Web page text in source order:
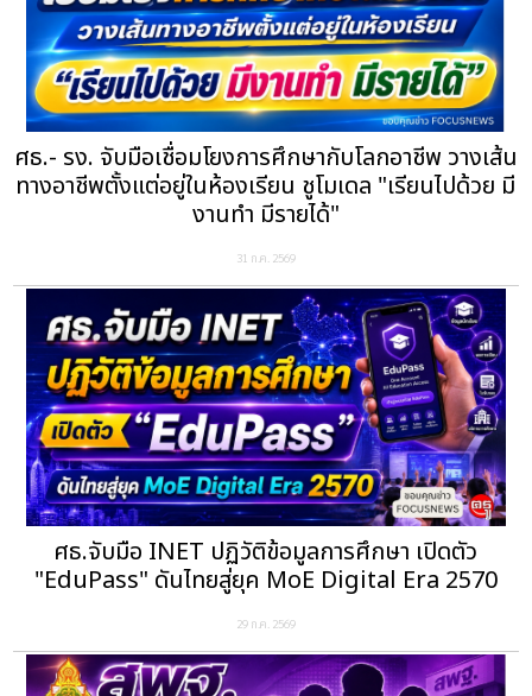
ศธ.- รง. จับมือเชื่อมโยงการศึกษากับโลกอาชีพ วางเส้น
ทางอาชีพตั้งแต่อยู่ในห้องเรียน ชูโมเดล "เรียนไปด้วย มี
งานทำ มีรายได้"
31 ก.ค. 2569
ศธ.จับมือ INET ปฏิวัติข้อมูลการศึกษา เปิดตัว
"EduPass" ดันไทยสู่ยุค MoE Digital Era 2570
29 ก.ค. 2569